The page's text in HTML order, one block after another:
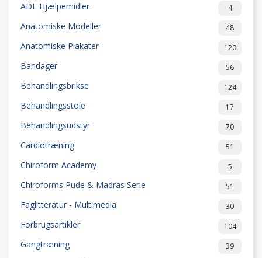
ADL Hjælpemidler 4
Anatomiske Modeller 48
Anatomiske Plakater 120
Bandager 56
Behandlingsbrikse 124
Behandlingsstole 17
Behandlingsudstyr 70
Cardiotræning 51
Chiroform Academy 5
Chiroforms Pude & Madras Serie 51
Faglitteratur - Multimedia 30
Forbrugsartikler 104
Gangtræning 39